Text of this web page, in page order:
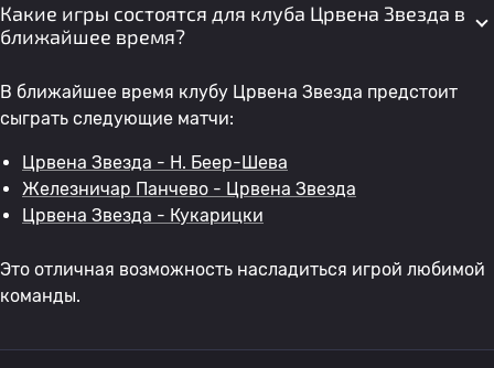
Какие игры состоятся для клуба Црвена Звезда в
ближайшее время?
В ближайшее время клубу Црвена Звезда предстоит
сыграть следующие матчи:
Црвена Звезда - H. Беер-Шева
Железничар Панчево - Црвена Звезда
Црвена Звезда - Кукарицки
Это отличная возможность насладиться игрой любимой
команды.